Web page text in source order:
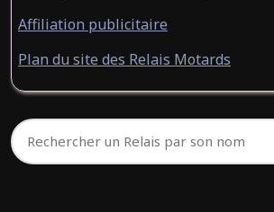
Affiliation publicitaire
Plan du site des Relais Motards